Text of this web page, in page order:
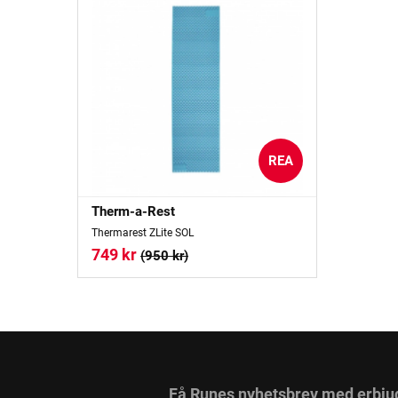
REA
Therm-a-Rest
Thermarest ZLite SOL
749 kr (950 kr)
Få Runes nyhetsbrev med